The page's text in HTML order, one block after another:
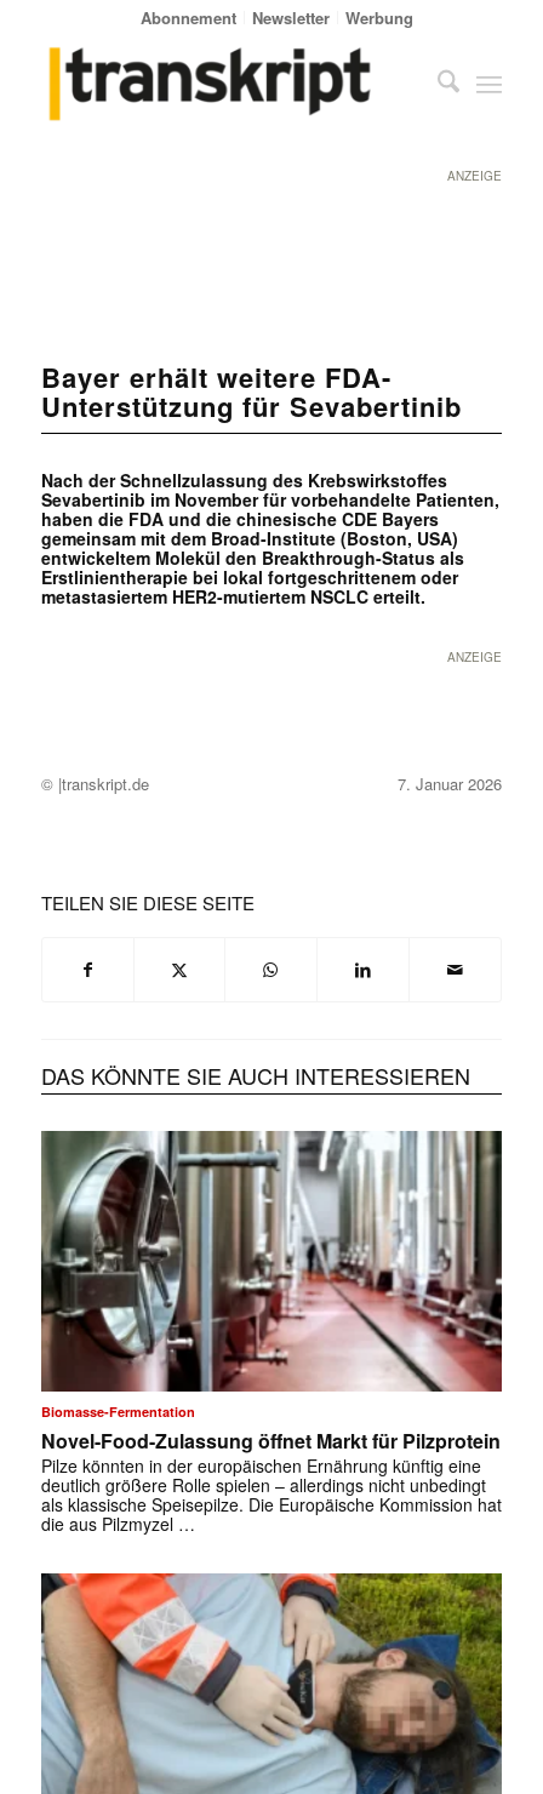
Abonnement Newsletter Werbung
ANZEIGE
Bayer erhält weitere FDA-
Unterstützung für Sevabertinib
Nach der Schnellzulassung des Krebswirkstoffes
Sevabertinib im November für vorbehandelte Patienten,
haben die FDA und die chinesische CDE Bayers
gemeinsam mit dem Broad-Institute (Boston, USA)
entwickeltem Molekül den Breakthrough-Status als
Erstlinientherapie bei lokal fortgeschrittenem oder
metastasiertem HER2-mutiertem NSCLC erteilt.
ANZEIGE
© |transkript.de 7. Januar 2026
TEILEN SIE DIESE SEITE
DAS KÖNNTE SIE AUCH INTERESSIEREN
Biomasse-Fermentation
Novel-Food-Zulassung öffnet Markt für Pilzprotein
Pilze könnten in der europäischen Ernährung künftig eine
deutlich größere Rolle spielen – allerdings nicht unbedingt
als klassische Speisepilze. Die Europäische Kommission hat
die aus Pilzmyzel …